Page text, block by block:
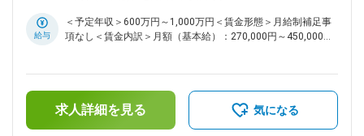
す。 （1）自社の強み (特に尖った製品・技術)を活かした領域
拡大の事業戦略の立案と事業開発の遂行 （2）社外との戦略的
管理 ※（3）と（4）は、将来的に業務内容を拡大したいテーマ
であり、中長期的に業務拡張をお願いしていきたいテーマ。 ■
仕事のやりがい： ・センシング事業は、当社の中でも成長領
域として全社リソース (キャッシュ・技術人財)を優先的に投じ
給与
＜予定年収＞600万円～1,000万円＜賃金形態＞月給制補足事
項なし＜賃金内訳＞月額（基本給）：270,000円～450,000円
の金額であり、選考を通じて上下する可能性があります。月給
(月額)は固定手当を含めた表記です。
求人詳細を見る 気になる